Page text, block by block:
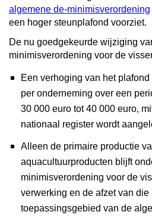
algemene de-minimisverordening
een hoger steunplafond voorziet.
De nu goedgekeurde wijziging
minimisverordening voor de
Een verhoging van het
per onderneming over een
30 000 euro tot 40 000 euro,
nationaal register wordt
Alleen de primaire productie
aquacultuurproducten blijft
minimisverordening voor de
verwerking en de afzet van
toepassingsgebied van de